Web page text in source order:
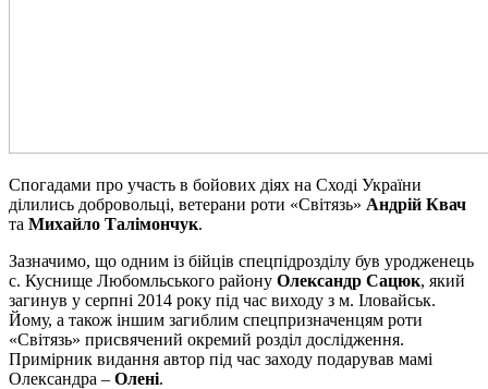
Спогадами про участь в бойових діях на Сході України
ділились добровольці, ветерани роти «Світязь» Андрій Квач
та Михайло Талімончук.
Зазначимо, що одним із бійців спецпідрозділу був уродженець
с. Куснище Любомльського району Олександр Сацюк, який
загинув у серпні 2014 року під час виходу з м. Іловайськ.
Йому, а також іншим загиблим спецпризначенцям роти
«Світязь» присвячений окремий розділ дослідження.
Примірник видання автор під час заходу подарував мамі
Олександра – Олені.